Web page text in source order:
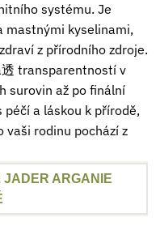
systému. Je
mastnými kyselinami,
z přírodního zdroje.
透 transparentností v
surovin až po finální
a láskou k přírodě,
vaši rodinu pochází z
JADER ARGANIE